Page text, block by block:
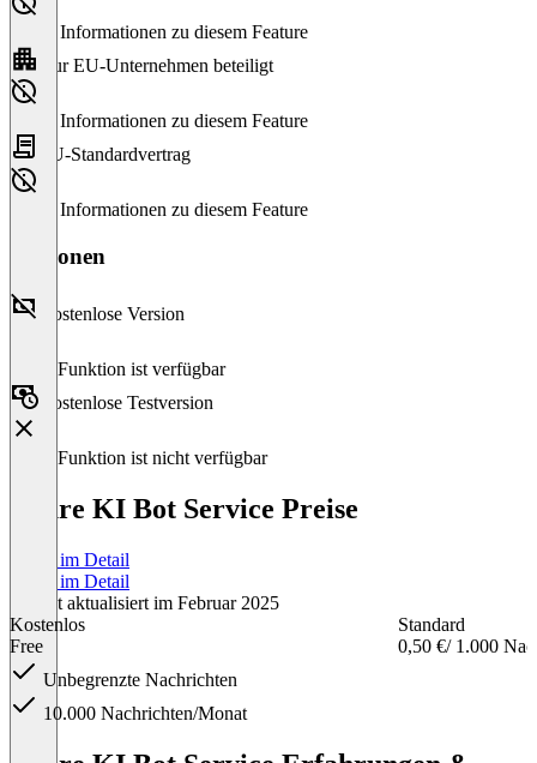
Keine Informationen zu diesem Feature
Nur EU-Unternehmen beteiligt
Keine Informationen zu diesem Feature
EU-Standardvertrag
Keine Informationen zu diesem Feature
Versionen
Kostenlose Version
Diese Funktion ist verfügbar
Kostenlose Testversion
Diese Funktion ist nicht verfügbar
Azure KI Bot Service Preise
Preise im Detail
Preise im Detail
Zuletzt aktualisiert im Februar 2025
Kostenlos
Free
Unbegrenzte Nachrichten
10.000 Nachrichten/Monat
Standard
0,50 €/ 1.000